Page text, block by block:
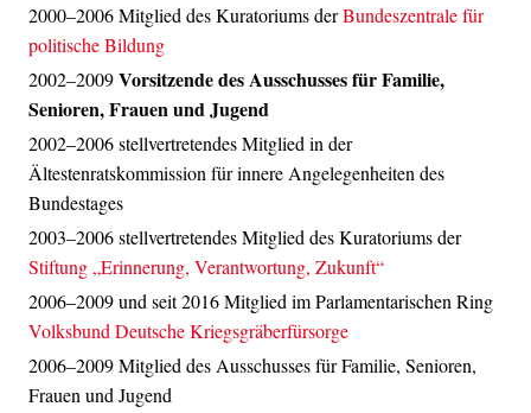
2000–2006 Mitglied des Kuratoriums derBundeszentrale für
politische Bildung
2002–2009Vorsitzende des Ausschusses für Familie,
Senioren, Frauen und Jugend
2002–2006 stellvertretendes Mitglied in der
Ältestenratskommission für innere Angelegenheiten des
Bundestages
2003–2006 stellvertretendes Mitglied des Kuratoriums der
Stiftung „Erinnerung, Verantwortung, Zukunft“
2006–2009 und seit 2016 Mitglied im Parlamentarischen Ring
Volksbund Deutsche Kriegsgräberfürsorge
2006–2009 Mitglied des Ausschusses für Familie, Senioren,
Frauen und Jugend